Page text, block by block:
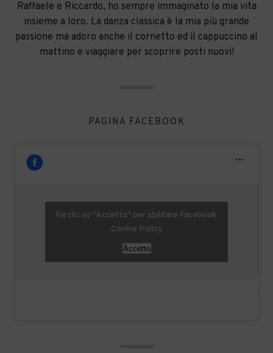
Raffaele e Riccardo, ho sempre immaginato la mia vita
insieme a loro. La danza classica è la mia più grande
passione ma adoro anche il cornetto ed il cappuccino al
mattino e viaggiare per scoprire posti nuovi!
PAGINA FACEBOOK
Fai clic su "Accetto" per abilitare Facebook
Cookie Policy
Accetto